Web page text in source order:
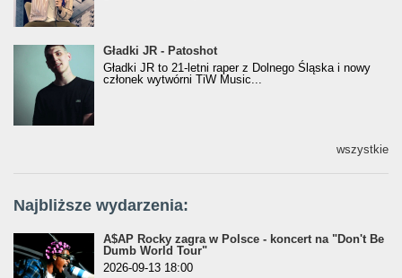
Gładki JR - Patoshot
Gładki JR - Patoshot
Gładki JR to 21-letni raper z Dolnego Śląska i nowy
członek wytwórni TiW Music...
wszystkie
Najbliższe wydarzenia:
A$AP Rocky zagra w Polsce - koncert na "Don't Be
Dumb World Tour"
2026-09-13 18:00